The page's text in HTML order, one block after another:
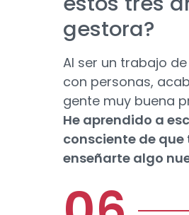
gestora?
Al ser un trabajo
con personas,
gente muy buena
He aprendido a
consciente de
enseñarte algo